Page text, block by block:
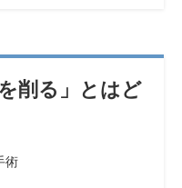
削る」とはど
術